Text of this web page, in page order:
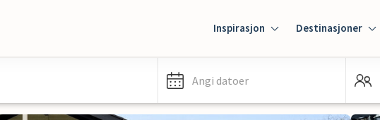
Inspirasjon Destinasjoner
Angi datoer